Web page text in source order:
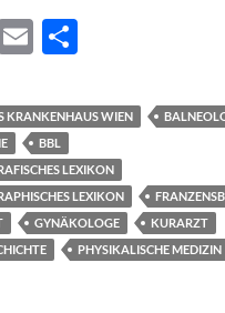
E
ail le
n
KRANKENHAUS WIEN
BBL
LEXIKON
LEXIKON
GYNÄKOLOGE
KURARZT
PHYSIKALISCHE MEDIZIN